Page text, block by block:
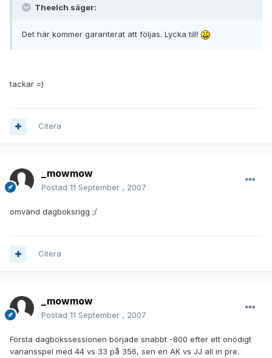
Theelch säger:
Det här kommer garanterat att följas. Lycka till!
tackar =)
Citera
_mowmow
Postad 11 September , 2007
omvänd dagboksrigg ;/
Citera
_mowmow
Postad 11 September , 2007
Första dagbokssessionen började snabbt -800 efter ett onödigt
variansspel med 44 vs 33 på 356, sen en AK vs JJ all in pre.